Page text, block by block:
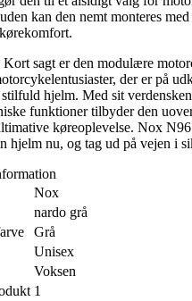
kan den nemt monteres
sagt er den modulære
der er på
hjelm. Med sit
funktioner tilbyder den
køreoplevelse. Nox
hjelm nu, og tag ud på vejen i
Nox
nardo grå
Grå
Unisex
Voksen
1